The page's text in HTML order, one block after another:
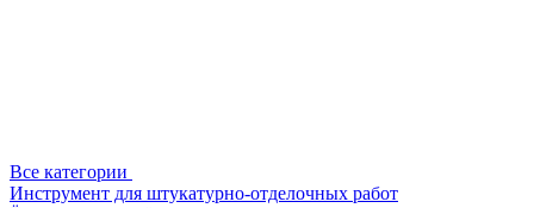
Все категории
Инструмент для штукатурно-отделочных работ